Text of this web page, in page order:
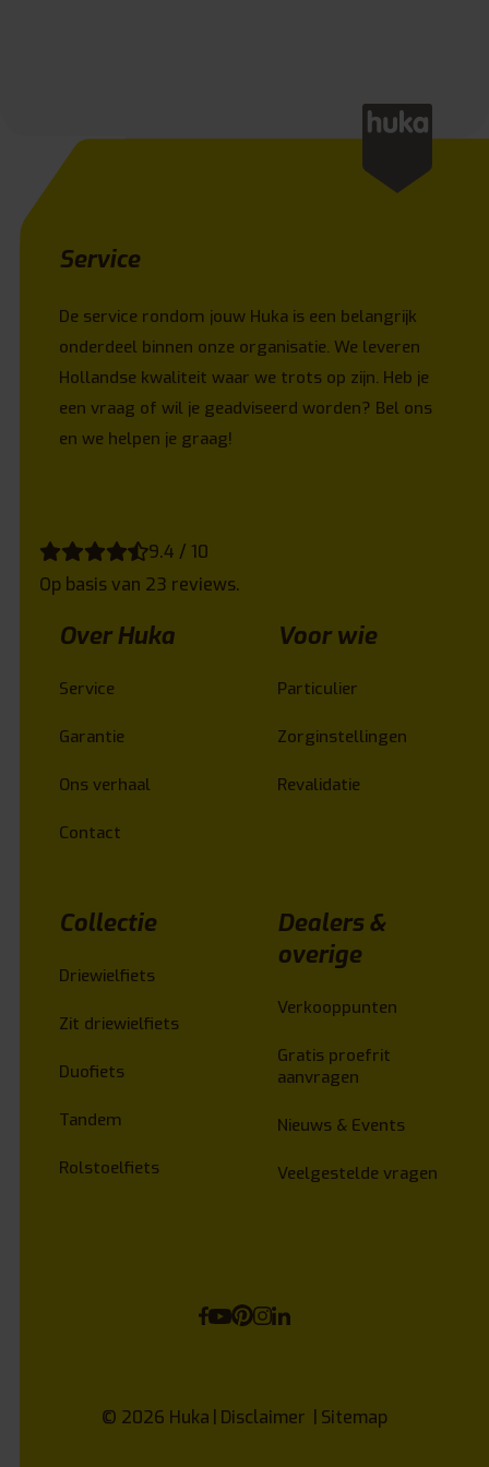
Service
De service rondom jouw Huka is een belangrijk
onderdeel binnen onze organisatie. We leveren
Hollandse kwaliteit waar we trots op zijn. Heb je
een vraag of wil je geadviseerd worden? Bel ons
en we helpen je graag!
9.4 / 10
Op basis van 23 reviews.
Over Huka
Service
Garantie
Ons verhaal
Contact
Voor wie
Particulier
Zorginstellingen
Revalidatie
Collectie
Driewielfiets
Zit driewielfiets
Duofiets
Tandem
Rolstoelfiets
Dealers &
overige
Verkooppunten
Gratis proefrit
aanvragen
Nieuws & Events
Veelgestelde vragen
© 2026 Huka Disclaimer Sitemap